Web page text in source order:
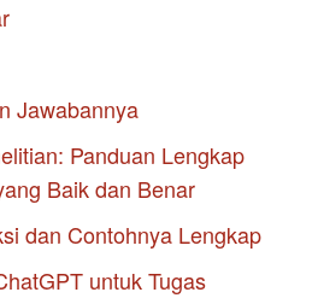
Jawabannya
Panduan Lengkap
Baik dan Benar
dan Contohnya Lengkap
untuk Tugas